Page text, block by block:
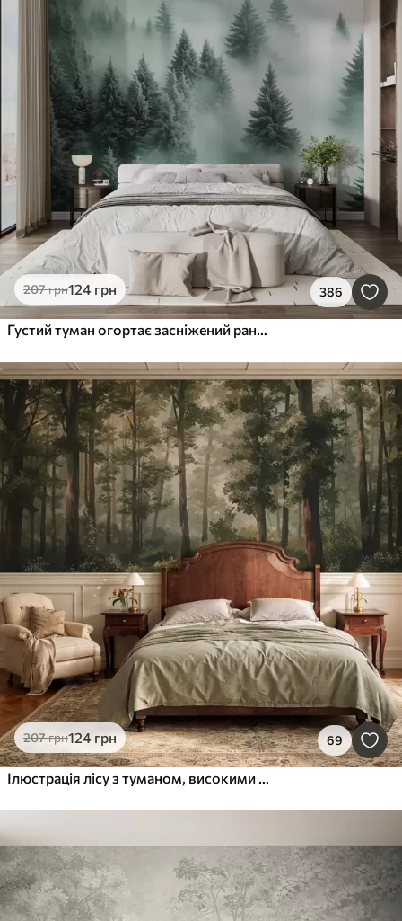
207грн124 грн 386
Густий туман огортає засніжений ранковий ліс у відтінках зеленого
207грн124 грн 69
Ілюстрація лісу з туманом, високими деревами та стежкою